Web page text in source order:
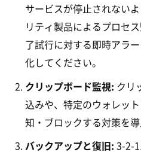
サービスが停止されない
リティ製品によるプロセ
了試行に対する即時アラ
化してください。
クリップボード監視: クリ
込みや、特定のウォレッ
知・ブロックする対策を導
バックアップと復旧: 3-2-1